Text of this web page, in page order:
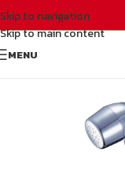
Skip to navigation
Skip to main content
MENU